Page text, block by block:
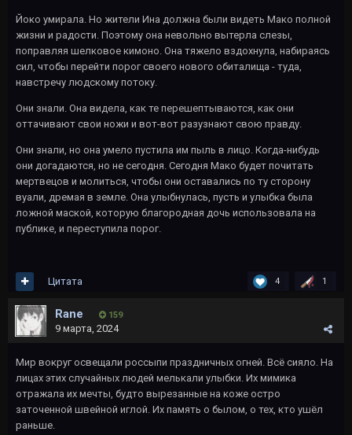
Йоко умирала. Но жители Ина должна были видеть Мако полной
жизни и радости. Поэтому она невольно вытерла слезы,
поправляя шелковое кимоно. Она тяжело вздохнула, набираясь
сил, чтобы перейти порог своего нового обиталища - туда,
навстречу людскому потоку.
Они знали. Она видела, как те перешептываются, как они
оттачивают свои ножи и вот-вот разузнают свою правду.
Они знали, но она умело пустила им пыль в лицо. Когда-нибудь
они догадаются, но не сегодня. Сегодня Мако будет почитать
мертвецов и молиться, чтобы они оставались по ту сторону
вуали, дремая в земле. Она улыбнулась, пусть и улыбка была
ложной маской, которую благородная дочь использовала на
публике, и переступила порог.
4 1
Цитата
Rane 159
9 марта, 2024
Мир вокруг освещали россыпи праздничных огней. Всё сияло. На
лицах этих случайных людей мелькали улыбки. Их мимика
отражала их мечты, будто вырезанные на коже остро
заточенной швейной иглой. Их память о былом, о тех, кто ушёл
раньше.